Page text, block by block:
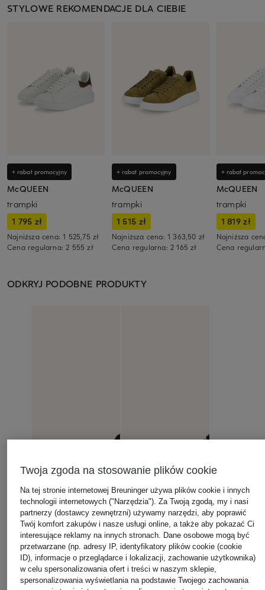
STYLOWE REKOMENDACJE DLA CIEBIE
+ rabat promocyjny
McQUEEN
trampki
1 795 zł
Najniższa cena:1 525,75 zł
Cena regularna:2 555 zł
+ rabat promocyjny
McQUEEN
trampki
1 515 zł
Najniższa cena: 1 363,50 zł
Cena regularna: 2 165 zł
+ rabat
McQUEEN
trampki
1 819 zł
Najniższa
Cena
ODKRYJ PODOBNE PRODUKTY
Twoja zgoda na stosowanie plików cookie
Na tej stronie internetowej Breuninger używa plików cookie i innych
technologii internetowych ("Narzędzia"). Za Twoją zgodą, my i nasi
partnerzy (dostawcy zewnętrzni) używamy narzędzi, aby poprawić
Twój komfort zakupów i nasze usługi online, a także aby pokazać Ci
interesujące reklamy na innych stronach. Dane osobowe mogą być
przetwarzane (np. adresy IP, identyfikatory plików cookie (cookie
ID), informacje o przeglądarce i lokalizacji, zachowanie użytkownika)
w celu spersonalizowania ofert i treści w naszym sklepie,
spersonalizowania wyświetlania na podstawie Twojego zachowania